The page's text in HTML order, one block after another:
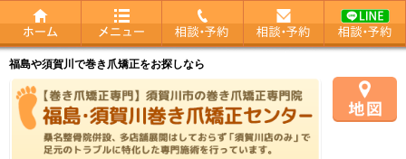
福島や須賀川で巻き爪矯正をお探しなら